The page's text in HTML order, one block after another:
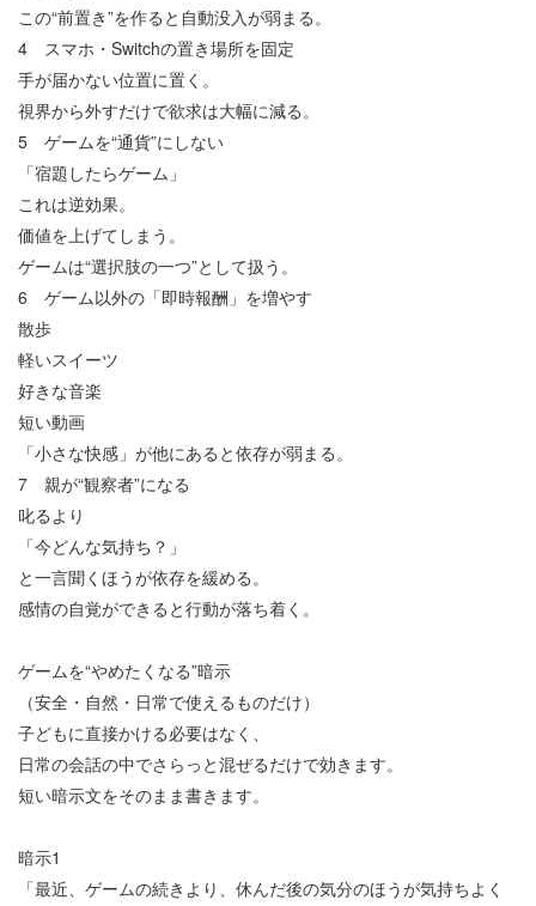
この“前置き”を作ると自動没入が弱まる。
4 スマホ・ Switchの置き場所を固定
手が届かない位置に置く。
視界から外すだけで欲求は大幅に減る。
5 ゲームを“通貨”にしない
「宿題したらゲーム」
これは逆効果。
価値を上げてしまう。
ゲームは“選択肢の一つ”として扱う。
6 ゲーム以外の「即時報酬」を増やす
散歩
軽いスイーツ
好きな音楽
短い動画
「小さな快感」が他にあると依存が弱まる。
7 親が“観察者”になる
叱るより
「今どんな気持ち？」
と一言聞くほうが依存を緩める。
感情の自覚ができると行動が落ち着く。
ゲームを“やめたくなる”暗示
（安全・自然・日常で使えるものだけ）
子どもに直接かける必要はなく、
日常の会話の中でさらっと混ぜるだけで効きます。
短い暗示文をそのまま書きます。
暗示1
「最近、ゲームの続きより、休んだ後の気分のほうが気持ちよく